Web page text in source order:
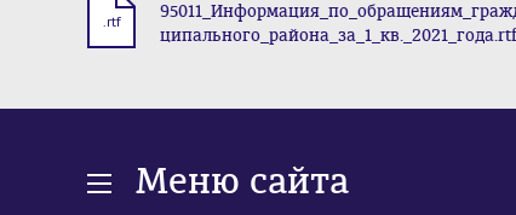
.rtf
ципального_района_за_1_кв._2021_года.rtf
Меню сайта